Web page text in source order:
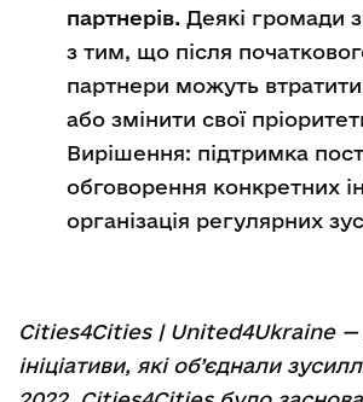
партнерів. Деякі громади
з тим, що після
партнери можуть
або змінити свої
Вирішення: підтримка
обговорення конкретних
організація регулярних
Cities4Cities | United4Ukraine —
ініціативи, які об’єднали